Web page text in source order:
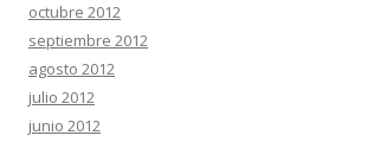
octubre 2012
septiembre 2012
agosto 2012
julio 2012
junio 2012